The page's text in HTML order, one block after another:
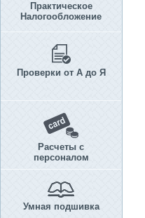
Практическое
Налогообложение
Проверки от А до Я
Расчеты с
персоналом
Умная подшивка